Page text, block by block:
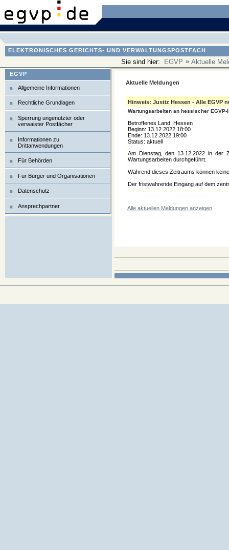
ELEKTRONISCHES GERICHTS- UND VERWALTUNGSPOSTFACH
Sie sind hier: EGVP » Aktuelle
EGVP
Allgemeine Informationen
Rechtliche Grundlagen
Sperrung ungenutzter oder
verwaister Postfächer
Informationen zu
Drittanwendungen
Für Behörden
Für Bürger und Organisationen
Datenschutz
Ansprechpartner
Aktuelle Meldungen
Hinweis: Justiz Hessen - Alle EGVP
Wartungsarbeiten an hessischer EGVP-
Betroffenes Land: Hessen
Beginn: 13.12.2022 18:00
Ende: 13.12.2022 19:00
Status: aktuell
Am Dienstag, den 13.12.2022 in der
Wartungsarbeiten durchgeführt.
Während dieses Zeitraums können
Der fristwahrende Eingang auf dem
Alle aktuellen Meldungen anzeigen